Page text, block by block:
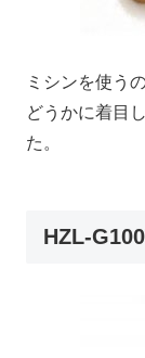
ミシンを使う
どうかに着目
た。
HZL-